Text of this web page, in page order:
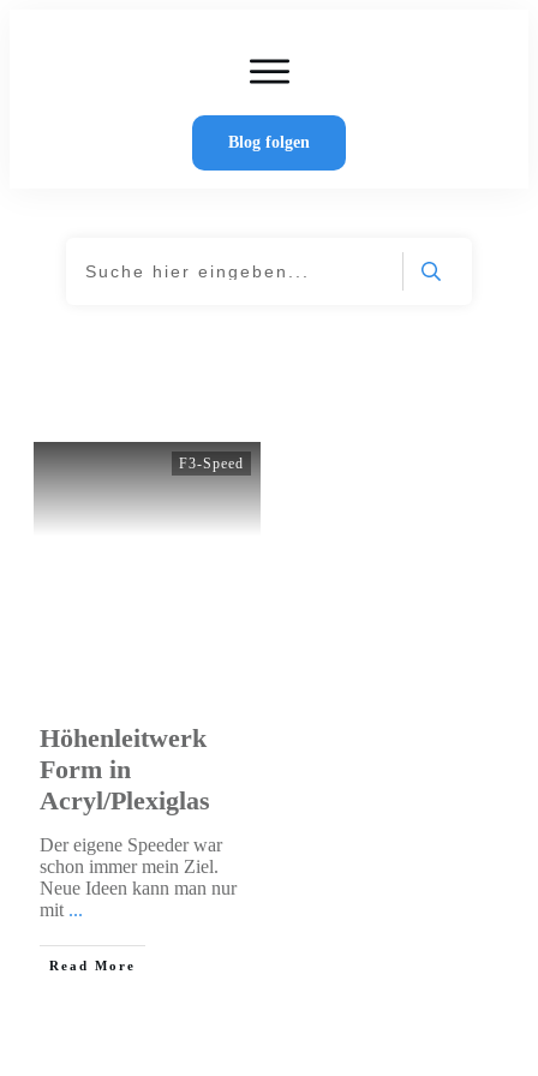
Artikel Wer schreibt hier?
Blog folgen
F3-Speed
Höhenleitwerk
Form in
Acryl/Plexiglas
Der eigene Speeder war
schon immer mein Ziel.
Neue Ideen kann man nur
mit ...
​Read More